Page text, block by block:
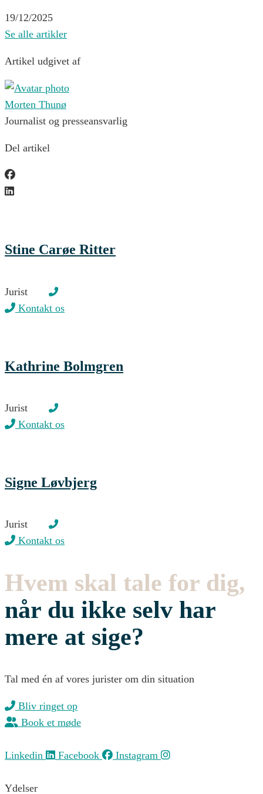
19/12/2025
Se alle artikler
Artikel udgivet af
Morten Thunø
Journalist og presseansvarlig
Del artikel
Stine Carøe Ritter
Jurist
Kontakt os
Kathrine Bolmgren
Jurist
Kontakt os
Signe Løvbjerg
Jurist
Kontakt os
Hvem skal tale for dig,
når du ikke selv har
mere at sige?
Tal med én af vores jurister om din situation
Bliv ringet op
Book et møde
Linkedin Facebook Instagram
Ydelser